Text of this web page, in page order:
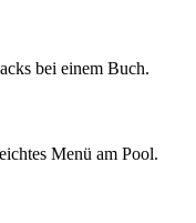
bei einem Buch.
Menü am Pool.